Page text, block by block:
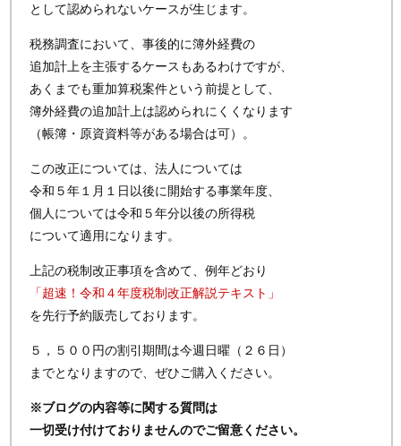
として認められないケースが生じます。
税務調査において、事後的に簿外経費の
追加計上を主張するケースもあるわけですが、
あくまでも重加算税案件という前提として、
簿外経費の追加計上は認められにくくなります
（帳簿・原資資料等がある場合は可）。
この改正については、法人については
令和５年１月１日以後に開始する事業年度、
個人については令和５年分以後の所得税
について適用になります。
上記の税制改正事項を含めて、例年どおり
「超速！令和４年度税制改正解説テキスト」
を先行予約販売しております。
５，５００円の割引期間は今週日曜（２６日）
までとなりますので、ぜひご購入ください。
※ブログの内容等に関する質問は
一切受け付けておりませんのでご留意ください。